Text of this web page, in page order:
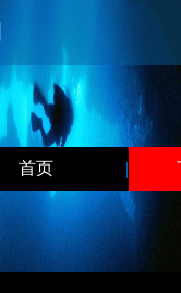
首页 |